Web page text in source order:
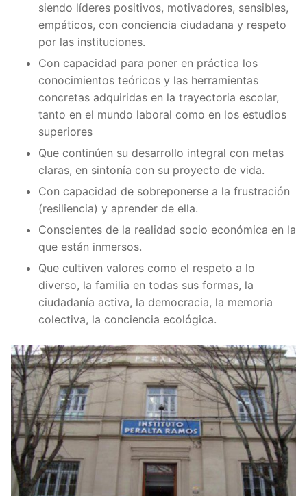
siendo líderes positivos, motivadores, sensibles,
empáticos, con conciencia ciudadana y respeto
por las instituciones.
Con capacidad para poner en práctica los
conocimientos teóricos y las herramientas
concretas adquiridas en la trayectoria escolar,
tanto en el mundo laboral como en los estudios
superiores
Que continúen su desarrollo integral con metas
claras, en sintonía con su proyecto de vida.
Con capacidad de sobreponerse a la frustración
(resiliencia) y aprender de ella.
Conscientes de la realidad socio económica en la
que están inmersos.
Que cultiven valores como el respeto a lo
diverso, la familia en todas sus formas, la
ciudadanía activa, la democracia, la memoria
colectiva, la conciencia ecológica.